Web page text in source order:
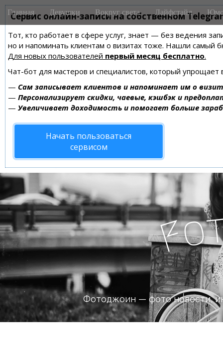
Сервис онлайн-записи на собственном
Тот, кто работает в сфере услуг, знает — без ведения
но и напоминать клиентам о визитах тоже. Нашли самый
Для новых пользователей первый месяц бесплатно.
Чат-бот для мастеров и специалистов, который упрощает
— Сам записывает клиентов и напоминает им о
— Персонализирует скидки, чаевые, кэшбэк и
— Увеличивает доходимость и помогает больше
Начать пользоваться
сервисом
M
a
n
m
e
n
u
i
Главная Девушки Вокруг света Лайфстайл
Fo
Фотоджоин — фото новости,